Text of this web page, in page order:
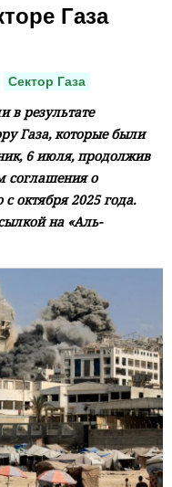
Газа
Сектор Газа
в результате
Газа, которые были
6 июля, продолжив
соглашения о
октября 2025 года.
на «Аль-